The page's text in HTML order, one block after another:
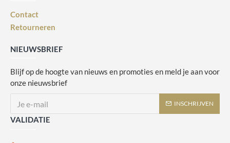
Contact
Retourneren
NIEUWSBRIEF
Blijf op de hoogte van nieuws en promoties en meld je aan voor
onze nieuwsbrief
INSCHRIJVEN
VALIDATIE